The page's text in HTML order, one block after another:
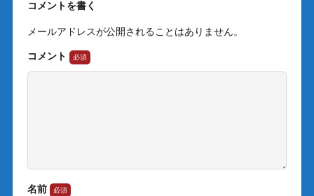
コメントを書く
メールアドレスが公開されることはありません。
コメント
名前